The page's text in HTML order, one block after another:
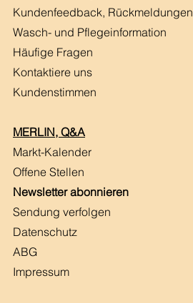
Kundenfeedback, Rückmeldungen
Wasch- und Pflegeinformation
Häufige Fragen
Kontaktiere uns
Kundenstimmen
MERLIN, Q&A
Markt-Kalender
Offene Stellen
Newsletter abonnieren
Sendung verfolgen
Datenschutz
ABG
Impressum